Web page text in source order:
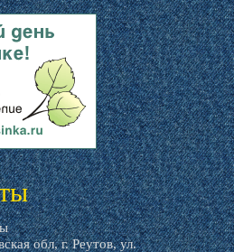
обл, г. Реутов, ул.